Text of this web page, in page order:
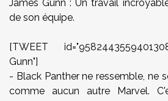
James Gunn : Un travail
de son équipe.
[TWEET
Gunn"]
- Black Panther ne ressemble, ne
comme aucun autre Marvel.